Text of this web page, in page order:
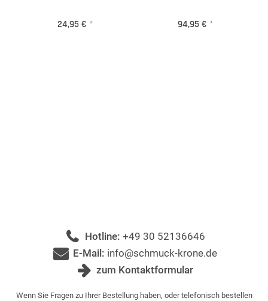
24,95 € * 94,95 € *
Hotline: +49 30 52136646
E-Mail: info@schmuck-krone.de
zum Kontaktformular
Wenn Sie Fragen zu Ihrer Bestellung haben, oder telefonisch bestellen